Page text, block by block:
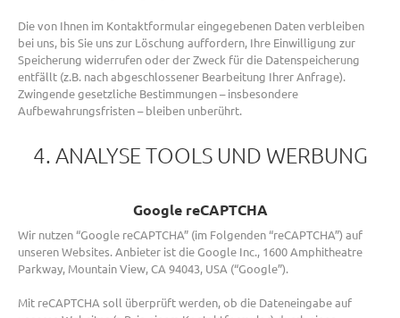
Die von Ihnen im Kontaktformular eingegebenen Daten verbleiben
bei uns, bis Sie uns zur Löschung auffordern, Ihre Einwilligung zur
Speicherung widerrufen oder der Zweck für die Datenspeicherung
entfällt (z.B. nach abgeschlossener Bearbeitung Ihrer Anfrage).
Zwingende gesetzliche Bestimmungen – insbesondere
Aufbewahrungsfristen – bleiben unberührt.
4. ANALYSE TOOLS UND WERBUNG
Google reCAPTCHA
Wir nutzen “Google reCAPTCHA” (im Folgenden “reCAPTCHA”) auf
unseren Websites. Anbieter ist die Google Inc., 1600 Amphitheatre
Parkway, Mountain View, CA 94043, USA (“Google”).
Mit reCAPTCHA soll überprüft werden, ob die Dateneingabe auf